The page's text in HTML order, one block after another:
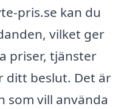
pris.se kan du
vilket ger
priser, tjänster
ditt beslut. Det är
som vill använda